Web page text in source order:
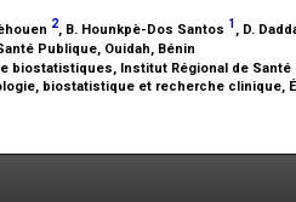
2, B. Hounkpè-Dos Santos 1 , D.
Publique, Ouidah, Bénin
biostatistiques, Institut Régional de Santé
biostatistique et recherche clinique,